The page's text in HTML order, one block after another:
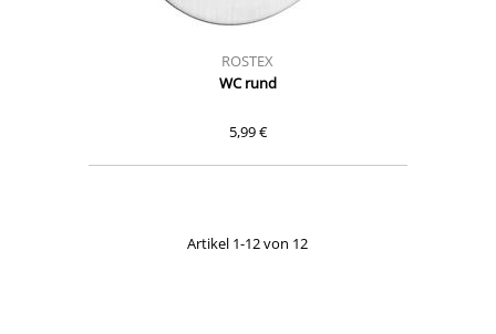
ROSTEX
WC rund
5,99 €
Artikel 1-12 von 12